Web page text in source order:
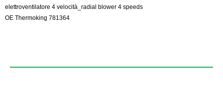
elettroventilatore 4 velocità_radial blower 4 speeds
OE Thermoking 781364